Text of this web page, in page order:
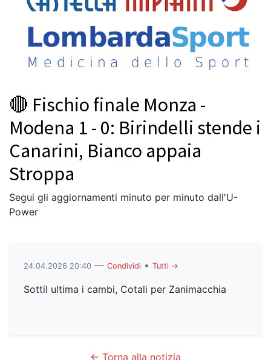
🔴 Fischio finale Monza -
Modena 1 - 0: Birindelli stende i
Canarini, Bianco appaia
Stroppa
Segui gli aggiornamenti minuto per minuto dall'U-
Power
24.04.2026 20:40 — Condividi • Tutti →
Sottil ultima i cambi, Cotali per Zanimacchia
← Torna alla notizia